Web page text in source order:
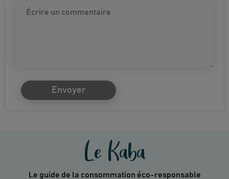
Envoyer
Le Kaba
Le guide de la consommation éco-responsable